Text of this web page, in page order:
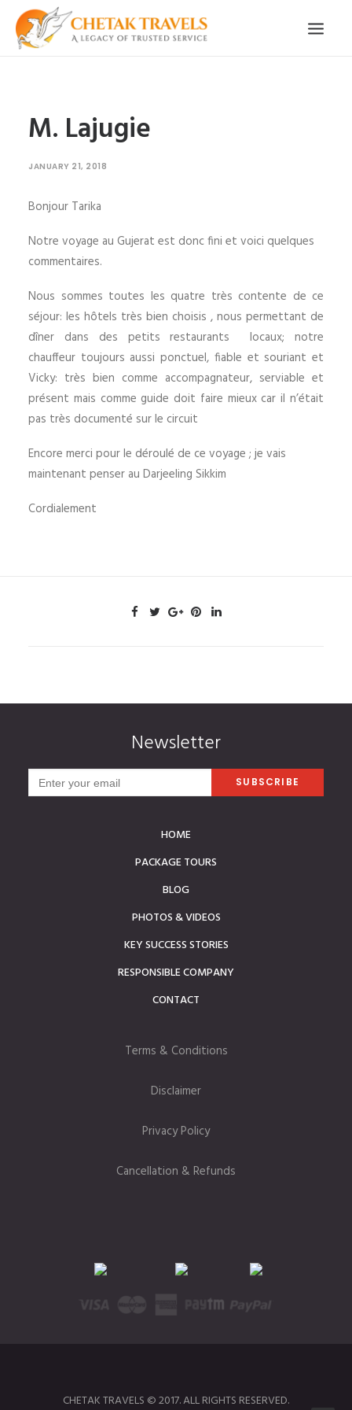
OUR STORY
TESTIMONIALS
CONTACT
M. Lajugie
JANUARY 21, 2018
Bonjour Tarika
Notre voyage au Gujerat est donc fini et voici quelques
commentaires.
Nous sommes toutes les quatre très contente de ce
séjour: les hôtels très bien choisis , nous permettant de
dîner dans des petits restaurants locaux; notre
chauffeur toujours aussi ponctuel, fiable et souriant et
Vicky: très bien comme accompagnateur, serviable et
présent mais comme guide doit faire mieux car il n’était
pas très documenté sur le circuit
Encore merci pour le déroulé de ce voyage ; je vais
maintenant penser au Darjeeling Sikkim
Cordialement
Newsletter
HOME
PACKAGE TOURS
BLOG
PHOTOS & VIDEOS
KEY SUCCESS STORIES
RESPONSIBLE COMPANY
CONTACT
Terms & Conditions
Disclaimer
Privacy Policy
Cancellation & Refunds
CHETAK TRAVELS © 2017. ALL RIGHTS RESERVED.